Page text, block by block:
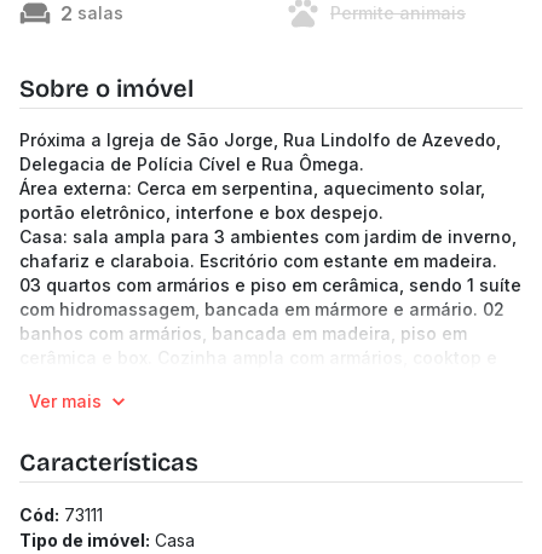
2 salas Permite animais
Sobre o imóvel
Próxima a Igreja de São Jorge, Rua Lindolfo de Azevedo,
Delegacia de Polícia Cível e Rua Ômega.
Área externa: Cerca em serpentina, aquecimento solar,
portão eletrônico, interfone e box despejo.
Casa: sala ampla para 3 ambientes com jardim de inverno,
chafariz e claraboia. Escritório com estante em madeira.
03 quartos com armários e piso em cerâmica, sendo 1 suíte
com hidromassagem, bancada em mármore e armário. 02
banhos com armários, bancada em madeira, piso em
cerâmica e box. Cozinha ampla com armários, cooktop e
1° andar: 01 quarto com suíte e closet. Banheiro com box
embutido e escada em caracol de acesso ao 2° andar.
2° andar: 1 terraço com telhado aparente com forro em
04 vagas de garagem.
Ver mais
Características
Cód: 73111
Tipo de imóvel: Casa